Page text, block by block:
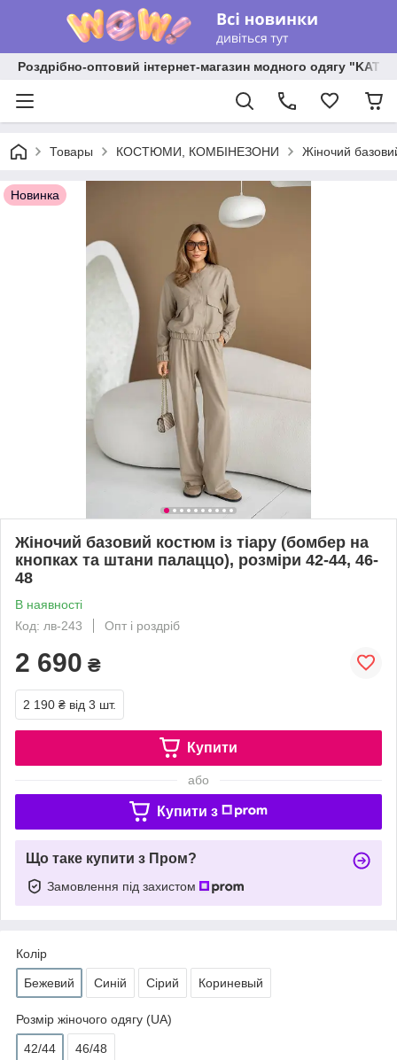
Роздрібно-оптовий інтернет-магазин модного одягу
Товары КОСТЮМИ, КОМБІНЕЗОНИ Жіночий
Новинка
Жіночий базовий костюм із тіару (бомбер на
кнопках та штани палаццо), розміри 42-44, 46-
48
В наявності
Код: лв-243
Опт і роздріб
2 690 ₴
2 190 ₴ від 3 шт.
Купити
або
Купити з
Що таке купити з Пром?
Замовлення під захистом
Колір
Бежевий Синій Сірий Кориневый
Розмір жіночого одягу (UA)
42/44 46/48